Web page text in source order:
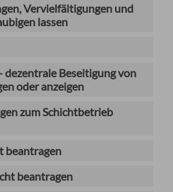
Vervielfältigungen und
lassen
dezentrale Beseitigung von
oder anzeigen
zum Schichtbetrieb
beantragen
beantragen